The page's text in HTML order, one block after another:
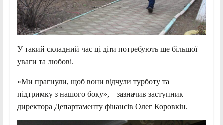
У такий складний час ці діти потребують ще більшої
уваги та любові.
«Ми прагнули, щоб вони відчули турботу та
підтримку з нашого боку», – зазначив заступник
директора Департаменту фінансів Олег Коровкін.